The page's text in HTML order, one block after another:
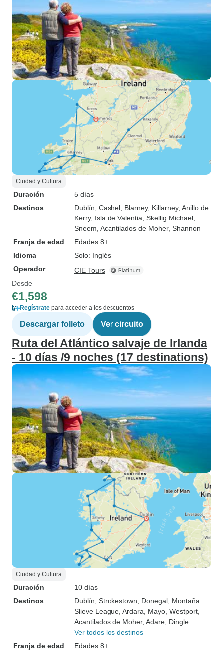
Ciudad y Cultura
Duración
5 días
Destinos
Dublín , Cashel , Blarney, Killarney, Anillo de
Kerry, Isla de Valentia , Skellig Michael
Sneem , Acantilados de Moher, Shannon
Franja de edad
Edades 8+
Idioma
Solo: Inglés
Operador
CIE Tours
Desde
€1,598
Regístrate para acceder a los descuentos
Descargar folleto Ver circuito
Ruta del Atlántico salvaje de Irlanda
- 10 días /9 noches (17 destinations)
Ciudad y Cultura
Duración
10 días
Destinos
Dublín , Strokestown , Donegal , Montaña
Slieve League , Ardara , Mayo , Westport
Acantilados de Moher, Adare , Dingle
Ver todos los destinos
Franja de edad
Edades 8+